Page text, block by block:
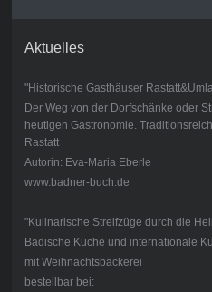
Aktuelles
"Historische Gasthäuser
Der Weg von der Dorfschänke oder
heutigen Gastronomie.
Rastatt
Autorin: Eva-Maria Eberle
www.badner-buch.de
"Kulinarische Streifzüge durch die
Badische Küche und internationale
mit Weihnachtsbäckerei
bestellbar bei: